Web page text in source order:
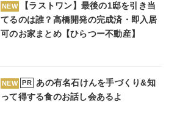
NEW
【ラストワン】最後の1邸を引き当
てるのは誰？高橋開発の完成済・即入居
可のお家まとめ【ひらつー不動産】
NEW PR
あの有名石けんを手づくり&知
って得する食のお話し会あるよ